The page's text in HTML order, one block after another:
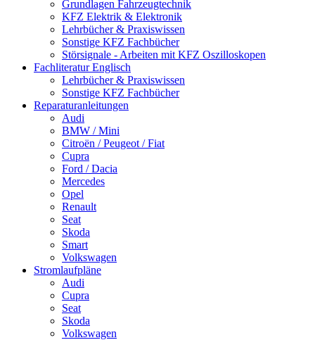
Grundlagen Fahrzeugtechnik
KFZ Elektrik & Elektronik
Lehrbücher & Praxiswissen
Sonstige KFZ Fachbücher
Störsignale - Arbeiten mit KFZ Oszilloskopen
Fachliteratur Englisch
Lehrbücher & Praxiswissen
Sonstige KFZ Fachbücher
Reparaturanleitungen
Audi
BMW / Mini
Citroën / Peugeot / Fiat
Cupra
Ford / Dacia
Mercedes
Opel
Renault
Seat
Skoda
Smart
Volkswagen
Stromlaufpläne
Audi
Cupra
Seat
Skoda
Volkswagen